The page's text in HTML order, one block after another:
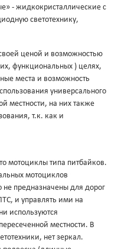
- жидкокристаллические с
светотехнику,
ценой и возможностью
функциональных ) целях,
места и возможность
универсального
местности, на них также
т.к. как и
мотоциклы типа питбайков.
мотоциклов
не предназначены для дорог
и управлять ими на
используются
местности. В
нет зеркал.